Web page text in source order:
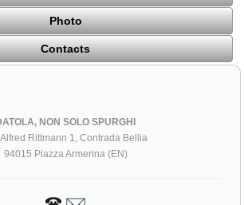
Photo
Contacts
NON SOLO SPURGHI
Rittmann 1, Contrada Bellia
94015 Piazza Armerina (EN)